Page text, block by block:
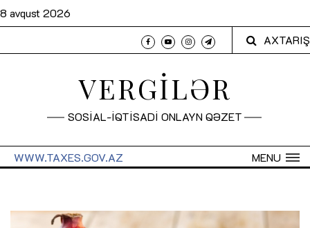
8 avqust 2026
AXTARIŞ
VERGİLƏR
SOSİAL-İQTİSADİ ONLAYN QƏZET
MENU
WWW.TAXES.GOV.AZ